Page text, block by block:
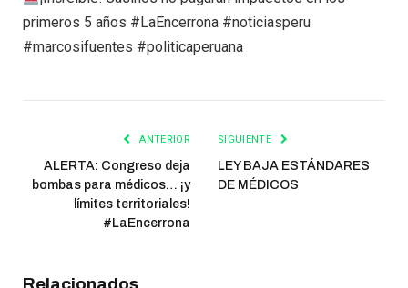
primeros 5 años #LaEncerrona #noticiasperu
#marcosifuentes #politicaperuana
ANTERIOR
ALERTA: Congreso deja
bombas para médicos… ¡y
límites territoriales!
#LaEncerrona
SIGUIENTE
LEY BAJA ESTÁNDARES
DE MÉDICOS